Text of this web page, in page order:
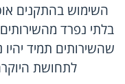
השימוש בהתקנים
בלתי נפרד
שהשירותים תמיד
לתחושת